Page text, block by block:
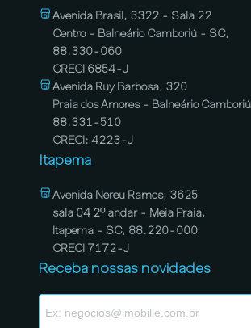
Avenida Brasil, 3322 - Sala 22
Centro - Balneário Camboriú - SC,
88.330-060
CRECI 6854-J
Avenida Ruy Barbosa, 320
Praia dos Amores - Balneário
88.331-510
CRECI: 4223-J
Itapema
Avenida Nereu Ramos, 3625
sala 04 2º andar - Meia Praia,
Itapema - SC, 88.220-000
CRECI 7172-J
Receba nossas novidades